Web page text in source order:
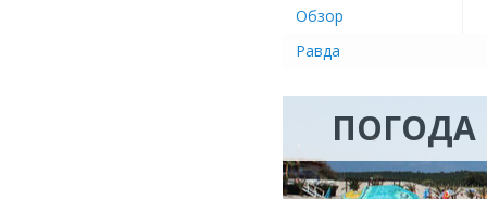
Обзор
Равда